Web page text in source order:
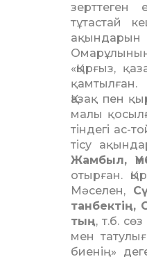
зерттеген
тұтастай
ақындарын
«Қырғыз,
қамтылған.
Қазақ пен
малы
тіндегі ас-
тісу
Жамбыл,
отырған.
Мәселен,
тың, т.б.
мен
биенің»